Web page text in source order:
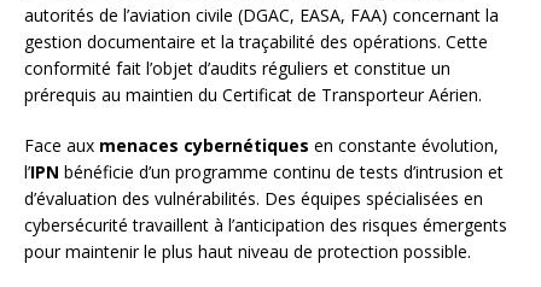
autorités de l’aviation civile (DGAC, EASA, FAA) concernant la
gestion documentaire et la traçabilité des opérations. Cette
conformité fait l’objet d’audits réguliers et constitue un
prérequis au maintien du Certificat de Transporteur Aérien.
Face aux menaces cybernétiques en constante évolution,
l’IPN bénéficie d’un programme continu de tests d’intrusion et
d’évaluation des vulnérabilités. Des équipes spécialisées en
cybersécurité travaillent à l’anticipation des risques émergents
pour maintenir le plus haut niveau de protection possible.